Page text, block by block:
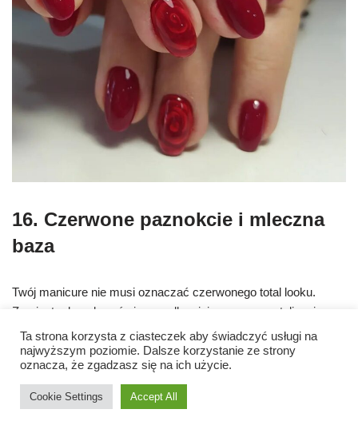
16. Czerwone paznokcie i mleczna
baza
Twój manicure nie musi oznaczać czerwonego total looku.
Zamiast zdecydować się na całkowicie czerwoną stylizację,
rozważ użycie mlecznobiałej bazy, aby uzyskać większy
kontrast. W ten sposób efekt będzie odrobinę bardziej neutralny.
Ta strona korzysta z ciasteczek aby świadczyć usługi na
najwyższym poziomie. Dalsze korzystanie ze strony
oznacza, że zgadzasz się na ich użycie.
Cookie Settings Accept All